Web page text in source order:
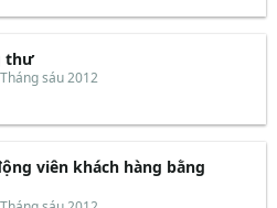
thư
sáu 2012
viên khách hàng bằng